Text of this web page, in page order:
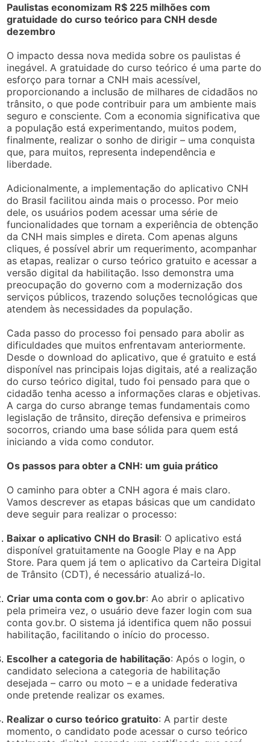
Paulistas economizam R$ 225 milhões com
gratuidade do curso teórico para CNH desde
dezembro
O impacto dessa nova medida sobre os paulistas é
inegável. A gratuidade do curso teórico é uma parte do
esforço para tornar a CNH mais acessível,
proporcionando a inclusão de milhares de cidadãos no
trânsito, o que pode contribuir para um ambiente mais
seguro e consciente. Com a economia significativa que
a população está experimentando, muitos podem,
finalmente, realizar o sonho de dirigir – uma conquista
que, para muitos, representa independência e
liberdade.
Adicionalmente, a implementação do aplicativo CNH
do Brasil facilitou ainda mais o processo. Por meio
dele, os usuários podem acessar uma série de
funcionalidades que tornam a experiência de obtenção
da CNH mais simples e direta. Com apenas alguns
cliques, é possível abrir um requerimento, acompanhar
as etapas, realizar o curso teórico gratuito e acessar a
versão digital da habilitação. Isso demonstra uma
preocupação do governo com a modernização dos
serviços públicos, trazendo soluções tecnológicas que
atendem às necessidades da população.
Cada passo do processo foi pensado para abolir as
dificuldades que muitos enfrentavam anteriormente.
Desde o download do aplicativo, que é gratuito e está
disponível nas principais lojas digitais, até a realização
do curso teórico digital, tudo foi pensado para que o
cidadão tenha acesso a informações claras e objetivas.
A carga do curso abrange temas fundamentais como
legislação de trânsito, direção defensiva e primeiros
socorros, criando uma base sólida para quem está
iniciando a vida como condutor.
Os passos para obter a CNH: um guia prático
O caminho para obter a CNH agora é mais claro.
Vamos descrever as etapas básicas que um candidato
deve seguir para realizar o processo:
Baixar o aplicativo CNH do Brasil: O aplicativo está
disponível gratuitamente na Google Play e na App
Store. Para quem já tem o aplicativo da Carteira Digital
de Trânsito (CDT), é necessário atualizá-lo.
Criar uma conta com o gov.br: Ao abrir o aplicativo
pela primeira vez, o usuário deve fazer login com sua
conta gov.br. O sistema já identifica quem não possui
habilitação, facilitando o início do processo.
Escolher a categoria de habilitação: Após o login, o
candidato seleciona a categoria de habilitação
desejada – carro ou moto – e a unidade federativa
onde pretende realizar os exames.
Realizar o curso teórico gratuito: A partir deste
momento, o candidato pode acessar o curso teórico